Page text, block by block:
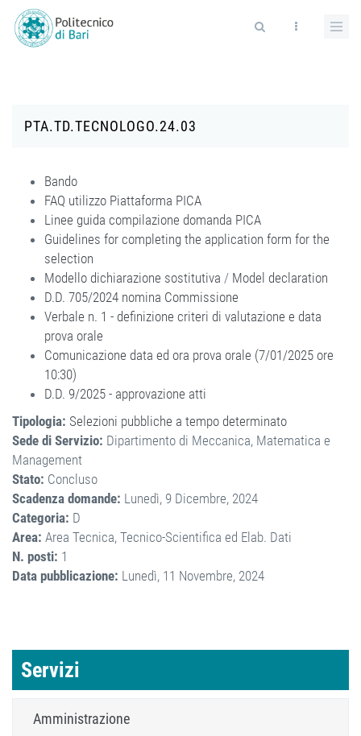
Salta al contenuto principale
PTA.TD.TECNOLOGO.24.03
Bando
FAQ utilizzo Piattaforma PICA
Linee guida compilazione domanda PICA
Guidelines for completing the application form for the
selection
Modello dichiarazione sostitutiva / Model declaration
D.D. 705/2024 nomina Commissione
Verbale n. 1 - definizione criteri di valutazione e data
prova orale
Comunicazione data ed ora prova orale (7/01/2025 ore
10:30)
D.D. 9/2025 - approvazione atti
Tipologia: Selezioni pubbliche a tempo determinato
Sede di Servizio: Dipartimento di Meccanica, Matematica e
Management
Stato: Concluso
Scadenza domande: Lunedì, 9 Dicembre, 2024
Categoria: D
Area: Area Tecnica, Tecnico-Scientifica ed Elab. Dati
N. posti: 1
Data pubblicazione: Lunedì, 11 Novembre, 2024
Servizi
Amministrazione